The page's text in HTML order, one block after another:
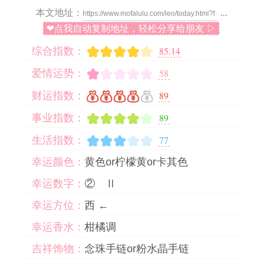
本文地址：
...
❤点我自动复制地址，轻松分享给朋友 ▷
综合指数： 85.14
爱情运势： 58
财运指数： 89
事业指数： 89
生活指数： 77
幸运颜色： 黄色or柠檬黄or卡其色
幸运数字： ② Ⅱ
幸运方位： 西 ←
幸运香水： 柑橘调
吉祥饰物： 念珠手链or粉水晶手链